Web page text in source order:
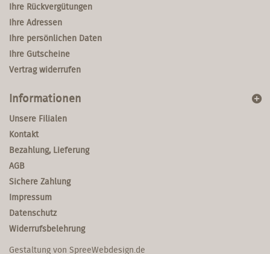
Ihre Rückvergütungen
Ihre Adressen
Ihre persönlichen Daten
Ihre Gutscheine
Vertrag widerrufen
Informationen
Unsere Filialen
Kontakt
Bezahlung, Lieferung
AGB
Sichere Zahlung
Impressum
Datenschutz
Widerrufsbelehrung
Gestaltung von SpreeWebdesign.de